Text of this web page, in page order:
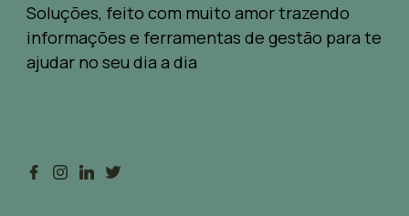
Soluções, feito com muito amor trazendo
informações e ferramentas de gestão para te
ajudar no seu dia a dia